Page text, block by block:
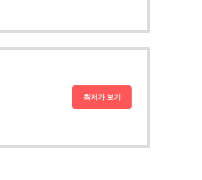
최저가 보기